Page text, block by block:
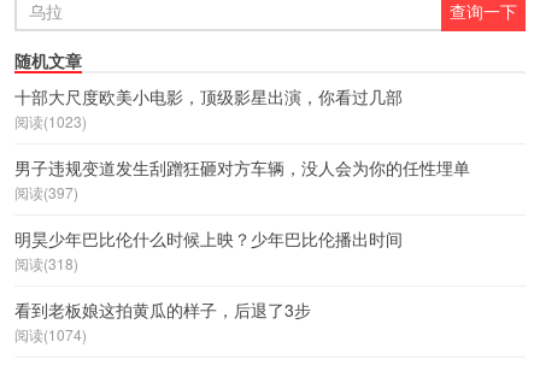
随机文章
十部大尺度欧美小电影，顶级影星出演，你看过几部
阅读(1023)
男子违规变道发生刮蹭狂砸对方车辆，没人会为你的任性埋单
阅读(397)
明昊少年巴比伦什么时候上映？少年巴比伦播出时间
阅读(318)
看到老板娘这拍黄瓜的样子，后退了3步
阅读(1074)